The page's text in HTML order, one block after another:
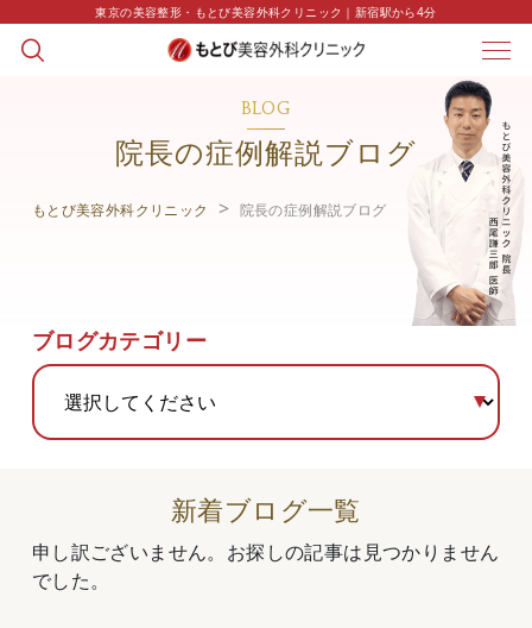
東京の美容整形・もとび美容外科クリニック｜新宿駅から4分
BLOG
院長の症例解説ブログ
もとび美容外科クリニック 院長の症例解説ブログ
ブログカテゴリー
新着ブログ一覧
申し訳ございません。お探しの記事は見つかりません
でした。